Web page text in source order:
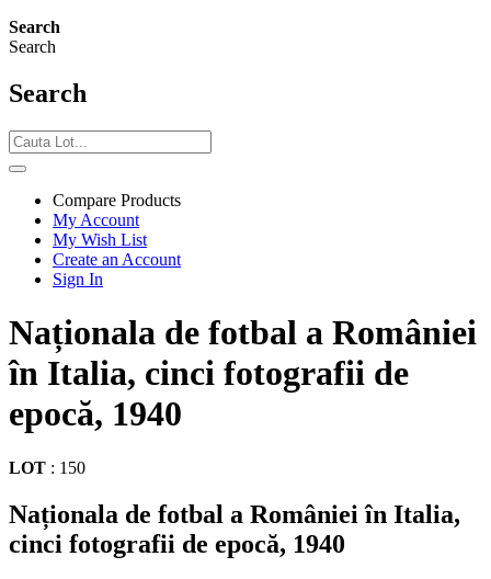
Search
Search
Search
Compare Products
My Account
My Wish List
Create an Account
Sign In
Naționala de fotbal a României
în Italia, cinci fotografii de
epocă, 1940
LOT : 150
Naționala de fotbal a României în Italia,
cinci fotografii de epocă, 1940